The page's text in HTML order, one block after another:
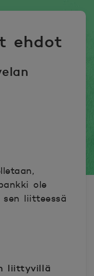
ehdot
ole
liitteessä
liittyvillä